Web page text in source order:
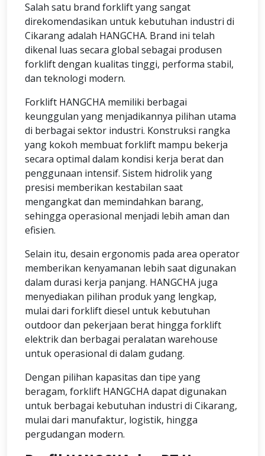
Salah satu brand forklift yang sangat
direkomendasikan untuk kebutuhan industri di
Cikarang adalah HANGCHA. Brand ini telah
dikenal luas secara global sebagai produsen
forklift dengan kualitas tinggi, performa stabil,
dan teknologi modern.
Forklift HANGCHA memiliki berbagai
keunggulan yang menjadikannya pilihan utama
di berbagai sektor industri. Konstruksi rangka
yang kokoh membuat forklift mampu bekerja
secara optimal dalam kondisi kerja berat dan
penggunaan intensif. Sistem hidrolik yang
presisi memberikan kestabilan saat
mengangkat dan memindahkan barang,
sehingga operasional menjadi lebih aman dan
efisien.
Selain itu, desain ergonomis pada area operator
memberikan kenyamanan lebih saat digunakan
dalam durasi kerja panjang. HANGCHA juga
menyediakan pilihan produk yang lengkap,
mulai dari forklift diesel untuk kebutuhan
outdoor dan pekerjaan berat hingga forklift
elektrik dan berbagai peralatan warehouse
untuk operasional di dalam gudang.
Dengan pilihan kapasitas dan tipe yang
beragam, forklift HANGCHA dapat digunakan
untuk berbagai kebutuhan industri di Cikarang,
mulai dari manufaktur, logistik, hingga
pergudangan modern.